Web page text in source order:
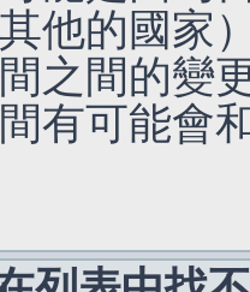
他的國家
之間的變
有可能會